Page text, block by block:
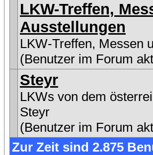
LKW-Treffen,
Ausstellungen
LKW-Treffen, Messen
(Benutzer im Forum
Steyr
LKWs von dem
Steyr
(Benutzer im Forum
Zur Zeit sind 2.875